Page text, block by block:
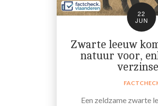
22
JUN
Zwarte leeuw
natuur voor,
Een zeldzame zwarte